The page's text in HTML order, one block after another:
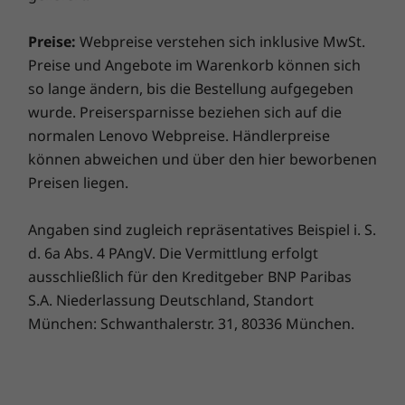
produktiv
Intel® Evo™ bietet die bahnbrechende
Leistung von Intel
Core™ Prozessoren der 11.
Generation und der Intel®Iris®XeGrafik. Das
Optional: Touchfähiges Glas-Display
Die technischen Daten können je nach Region variieren.
Vergleichen Vergleichen
Sämtliches ansehen Notebooks und Ultrabooks
entscheiden, ist ihr Akku drei Jahre lang versichert.
Und es kommt noch besser: Auch im Falle eines
Akkuaustauschs sind Sie abgesichert, falls es doch
einmal Probleme geben sollte. Verbessern Sie Ihr
Erlebnis noch weiter, indem Sie auf einen Vor-Ort-
Service upgraden. Lenovo vereint Notebook-
Performance und Versicherungsschutz in einem
erstklassigen Paket!
Preise: Webpreise verstehen sich inklusive MwSt.
Preise und Angebote im Warenkorb können sich
so lange ändern, bis die Bestellung aufgegeben
wurde. Preisersparnisse beziehen sich auf die
normalen Lenovo Webpreise. Händlerpreise
können abweichen und über den hier beworbenen
Preisen liegen.
Angaben sind zugleich repräsentatives Beispiel i. S.
d. 6a Abs. 4 PAngV. Die Vermittlung erfolgt
ausschließlich für den Kreditgeber BNP Paribas
S.A. Niederlassung Deutschland, Standort
München: Schwanthalerstr. 31, 80336 München.